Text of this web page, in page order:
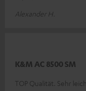
Alexander H.
K&M AC 8500 SM
TOP Qualität. Sehr